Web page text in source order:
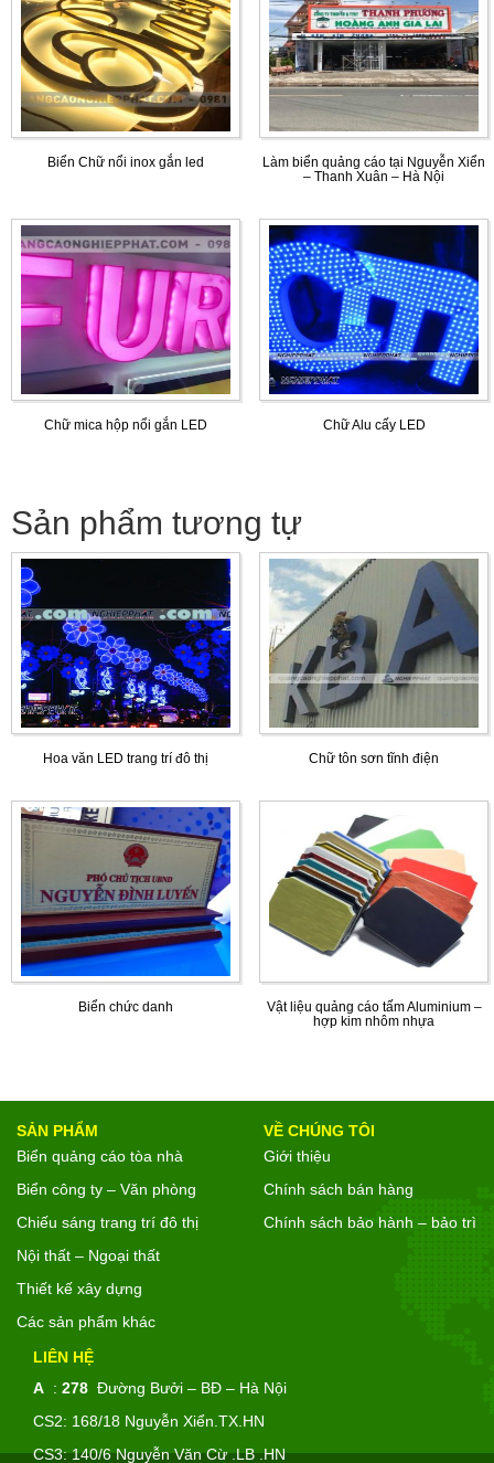
Biển Chữ nổi inox gắn led
Làm biển quảng cáo tại Nguyễn Xiển
– Thanh Xuân – Hà Nội
Chữ mica hộp nổi gắn LED Chữ Alu cấy LED
Sản phẩm tương tự
Hoa văn LED trang trí đô thị Chữ tôn sơn tĩnh điện
Biển chức danh
Vật liệu quảng cáo tấm Aluminium –
hợp kim nhôm nhựa
SẢN PHẨM
Biển quảng cáo tòa nhà
Biển công ty – Văn phòng
Chiếu sáng trang trí đô thị
Nội thất – Ngoại thất
Thiết kế xây dựng
Các sản phẩm khác
VỀ CHÚNG TÔI
Giới thiệu
Chính sách bán hàng
Chính sách bảo hành – bảo trì
LIÊN HỆ
A : 278 Đường Bưởi – BĐ – Hà Nội
CS2: 168/18 Nguyễn Xiển.TX.HN
CS3: 140/6 Nguyễn Văn Cừ .LB .HN